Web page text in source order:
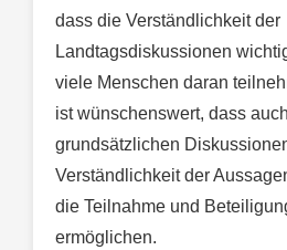
dass die Verständlichkeit der
Landtagsdiskussionen
viele Menschen daran
ist wünschenswert, dass
grundsätzlichen
Verständlichkeit der
die Teilnahme und
ermöglichen.